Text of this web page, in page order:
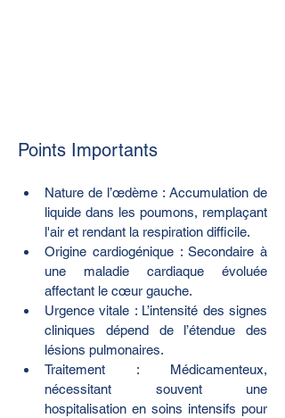
Points Importants
Nature de l’œdème : Accumulation de
liquide dans les poumons, remplaçant
l'air et rendant la respiration difficile.
Origine cardiogénique : Secondaire à
une maladie cardiaque évoluée
affectant le cœur gauche.
Urgence vitale : L’intensité des signes
cliniques dépend de l’étendue des
lésions pulmonaires.
Traitement : Médicamenteux,
nécessitant souvent une
hospitalisation en soins intensifs pour